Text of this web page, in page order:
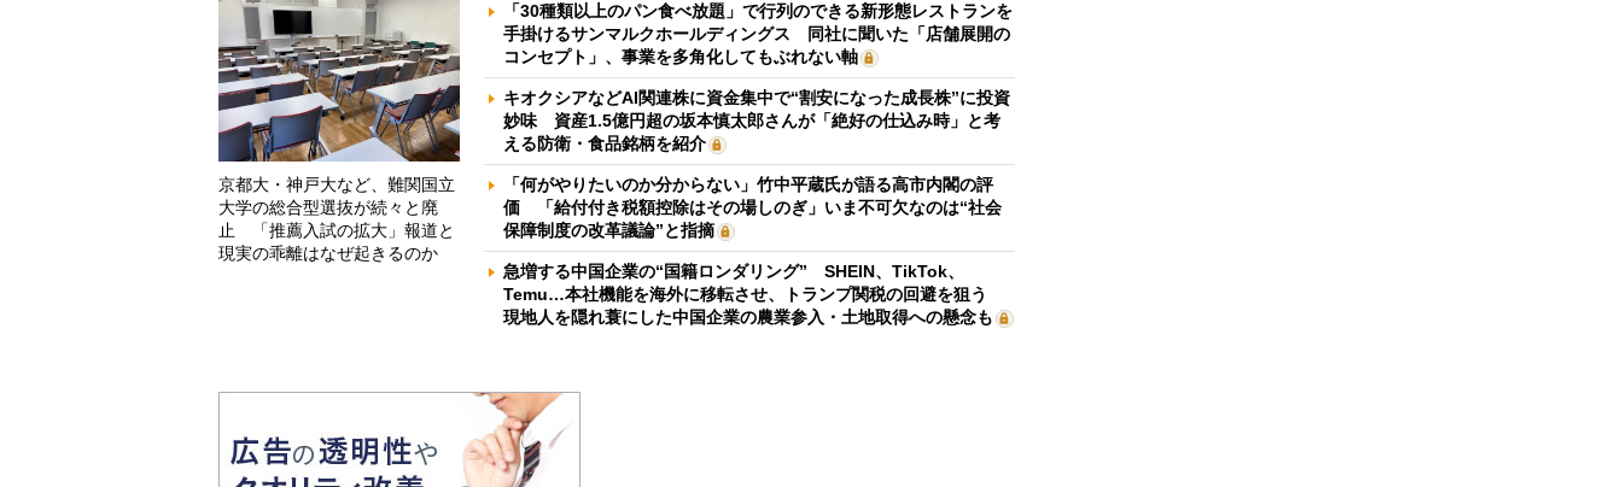
京都大・神戸大など、難関国立
大学の総合型選抜が続々と廃
止 「推薦入試の拡大」報道と
現実の乖離はなぜ起きるのか
「30種類以上のパン食べ放題」で行列のできる新形態レストランを
手掛けるサンマルクホールディングス 同社に聞いた「店舗展開の
コンセプト」、事業を多角化してもぶれない軸
キオクシアなどAI関連株に資金集中で“割安になった成長株”に投資
妙味 資産1.5億円超の坂本慎太郎さんが「絶好の仕込み時」と考
える防衛・食品銘柄を紹介
「何がやりたいのか分からない」竹中平蔵氏が語る高市内閣の評
価 「給付付き税額控除はその場しのぎ」いま不可欠なのは“社会
保障制度の改革議論”と指摘
急増する中国企業の“国籍ロンダリング” SHEIN、TikTok、
Temu…本社機能を海外に移転させ、トランプ関税の回避を狙う
現地人を隠れ蓑にした中国企業の農業参入・土地取得への懸念も